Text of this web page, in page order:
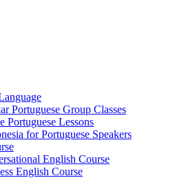
Portuguese Group Classes
Portuguese Lessons
for Portuguese Speakers
English Course
English Course